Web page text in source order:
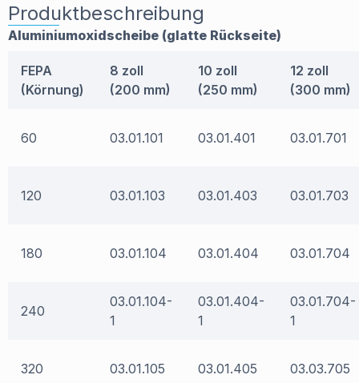
Produktbeschreibung
Aluminiumoxidscheibe (glatte Rückseite)
FEPA
(Körnung)
8 zoll
(200 mm)
10 zoll
(250 mm)
12 zoll
(300 mm)
60 03.01.101 03.01.401 03.01.701
120 03.01.103 03.01.403 03.01.703
180 03.01.104 03.01.404 03.01.704
240
03.01.104-
1
03.01.404-
1
03.01.704-
1
320 03.01.105 03.01.405 03.03.705